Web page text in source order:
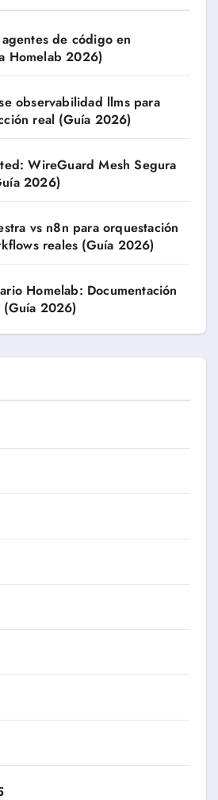
de código en
Homelab 2026)
observabilidad llms para
real (Guía 2026)
WireGuard Mesh Segura
2026)
vs n8n para orquestación
reales (Guía 2026)
Homelab: Documentación
(Guía 2026)